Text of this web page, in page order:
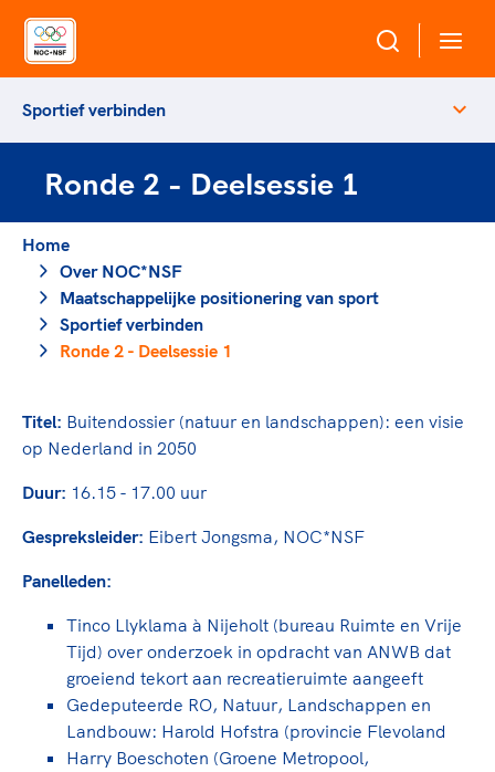
Over NOC*NSF
Sportagenda 2032
Leden
Algemene Vergadering
Raad van Toezicht en Bestuur
Merkbescherming NOC*NSF
Geven aan Sport
Sportonderzoek
Game Changer
TeamNL kids
Olympische geschiedenis
Sportdeelname
Bonden en professionals in de sport
Beleidsmedewerkers
Clubbestuurders
Officials
Diversiteit en inclusie
Gezonde sportomgeving
Bekwaam sportkader
Vitale clubs en bestuurlijk kader
Sportmatch
Topsport
Voor talentvolle sporters
Paralympische Talentdag
TeamNL Academie Kalender
Kennisaanbod TeamNL Experts
Olympische Spelen LA28
Paralympische Spelen LA28
Europese Spelen Istanbul 2027
Pers
Sportief verbinden
Ronde 2 - Deelsessie 1
Home
Over NOC*NSF
Maatschappelijke positionering van sport
Sportief verbinden
Ronde 2 - Deelsessie 1
Titel: Buitendossier (natuur en landschappen): een visie
op Nederland in 2050
Duur: 16.15 - 17.00 uur
Gespreksleider: Eibert Jongsma, NOC*NSF
Panelleden:
Tinco Llyklama à Nijeholt (bureau Ruimte en Vrije
Tijd) over onderzoek in opdracht van ANWB dat
groeiend tekort aan recreatieruimte aangeeft
Gedeputeerde RO, Natuur, Landschappen en
Landbouw: Harold Hofstra (provincie Flevoland
Harry Boeschoten (Groene Metropool,